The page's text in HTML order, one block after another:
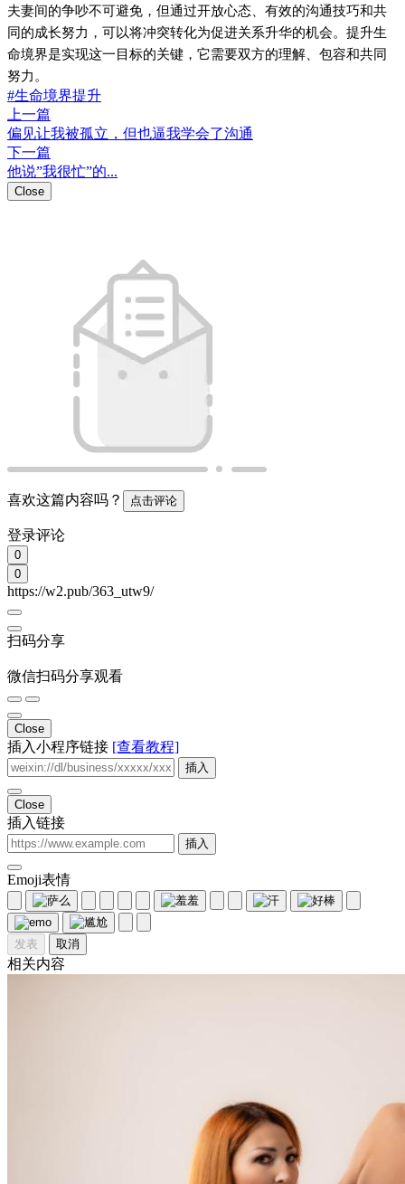
夫妻间的争吵不可避免，但通过开放心态、有效的沟通技巧和共
同的成长努力，可以将冲突转化为促进关系升华的机会。提升生
命境界是实现这一目标的关键，它需要双方的理解、包容和共同
努力。
#生命境界提升
上一篇
偏见让我被孤立，但也逼我学会了沟通
下一篇
他说”我很忙”的...
Close
喜欢这篇内容吗？ 点击评论
登录评论
0
0
https://w2.pub/363_utw9/
扫码分享
微信扫码分享观看
Close
插入小程序链接 [查看教程]
插入
Close
插入链接
插入
Emoji表情
发表 取消